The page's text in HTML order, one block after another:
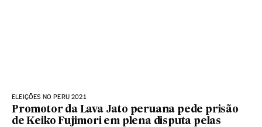
ELEIÇÕES NO PERU 2021
Promotor da Lava Jato peruana pede prisão
de Keiko Fujimori em plena disputa pelas